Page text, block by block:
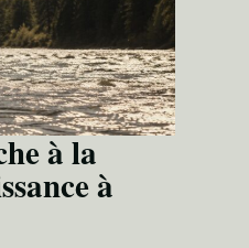
à la
à